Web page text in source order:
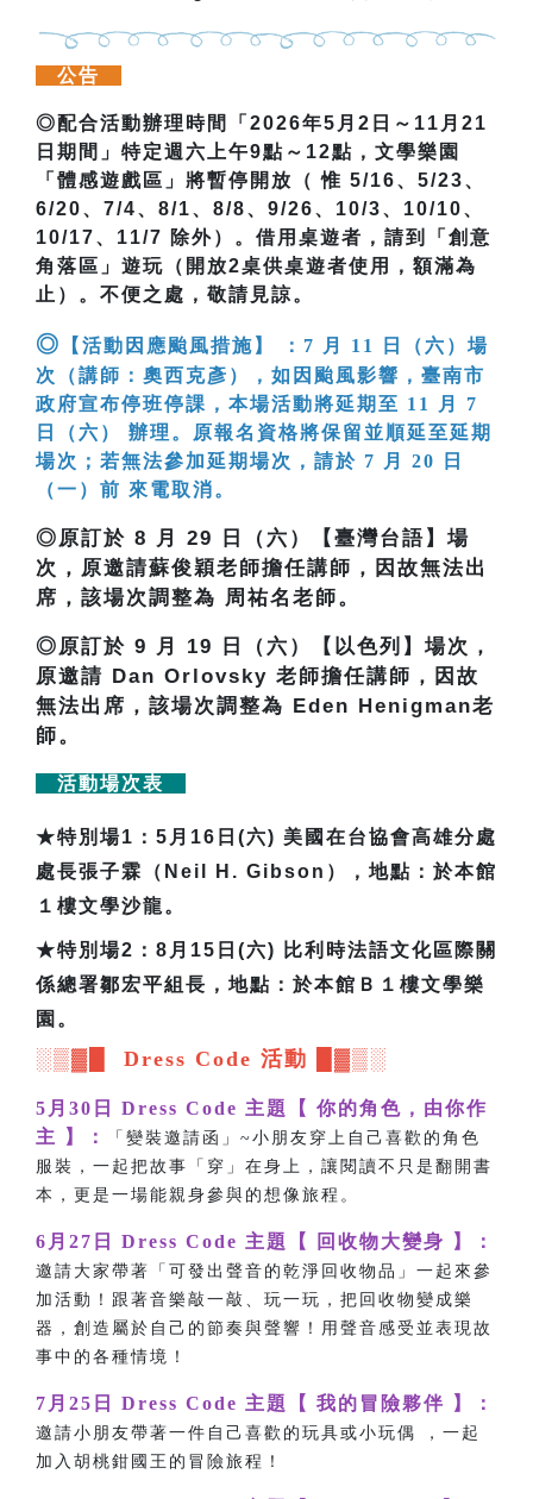
公告
◎配合活動辦理時間「 2026年5 月 2 日～ 11 月 21
日期間」特定週六上午9點～ 12點，文學樂園
「體感遊戲區」將暫停開放（ 惟 5/16、5/23、
6/20、 7/4、 8/1、 8/8、 9/26、 10/3、 10/10、
10/17、 11/7 除外）。借用桌遊者，請到「創意
角落區」遊玩（開放2桌供桌遊者使用，額滿為
止）。不便之處，敬請見諒。
◎
【活動因應颱風措施】 ：7 月 11 日（六）場
次（講師：奧西克彥），如因颱風影響，臺南市
政府宣布停班停課，本場活動將延期至 11 月 7
日（六） 辦理。原報名資格將保留並順延至延期
場次；若無法參加延期場次，請於 7 月 20 日
（一）前 來電取消。
◎原訂於 8 月 29 日（六）【臺灣台語】場
次，原邀請蘇俊穎老師擔任講師，因故無法出
席，該場次調整為 周祐名老師。
◎原訂於 9 月 19 日（六）【以色列】場次，
原邀請 Dan Orlovsky 老師擔任講師，因故
無法出席，該場次調整為 Eden Henigman老
師。
活動場次表
★特別場1：5月16日(六) 美國在台協會高雄分處
處長張子霖（Neil H. Gibson），地點：於本館
１樓文學沙龍。
★特別場2：8月15日(六) 比利時法語文化區際關
係總署鄒宏平組長，地點：於本館Ｂ１樓文學樂
園。
░▒▓█ Dress Code 活動 █▓▒░
5月30日 Dress Code 主題【 你的角色，由你作
主 】：
「變裝邀請函」~小朋友穿上自己喜歡的角色
服裝，一起把故事「穿」在身上，讓閱讀不只是翻開書
本，更是一場能親身參與的想像旅程。
6月27日 Dress Code 主題【 回收物大變身 】：
邀請大家帶著「可發出聲音的乾淨回收物品」一起來參
加活動！跟著音樂敲一敲、玩一玩，把回收物變成樂
器，創造屬於自己的節奏與聲響！用聲音感受並表現故
事中的各種情境！
7月25日 Dress Code 主題【 我的冒險夥伴 】：
邀請小朋友帶著一件自己喜歡的玩具或小玩偶 ，一起
加入胡桃鉗國王的冒險旅程！